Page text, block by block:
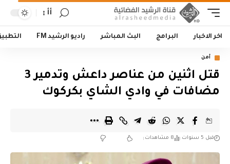
أأ
اخر الاخبار البرامج البث المباشر راديو الرشيد FM
أمن
قتل اثنين من عناصر داعش وتدمير 3
مضافات في وادي الشاي بكركوك
قبل 5 سنوات 8 مشاهدات